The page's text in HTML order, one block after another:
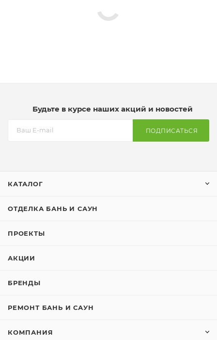
Будьте в курсе наших акций и новостей
ПОДПИСАТЬСЯ
КАТАЛОГ
ОТДЕЛКА БАНЬ И САУН
ПРОЕКТЫ
АКЦИИ
БРЕНДЫ
РЕМОНТ БАНЬ И САУН
КОМПАНИЯ